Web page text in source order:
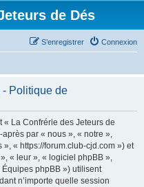
de Dés
Connexion
S’enregistrer
- Politique de
La Confrérie des Jeteurs de
par « nous », « notre »,
« https://forum.club-cjd.com ») et
« leur », « logiciel phpBB »,
phpBB ») utilisent
n’importe quelle session